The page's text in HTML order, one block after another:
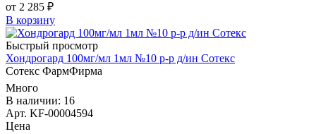
от 2 285 ₽
В корзину
Быстрый просмотр
Хондрогард 100мг/мл 1мл №10 р-р д/ин Сотекс
Сотекс ФармФирма
Много
В наличии: 16
Арт. KF-00004594
Цена